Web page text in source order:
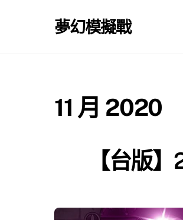
夢幻模擬戰
11 月 2020
【台版